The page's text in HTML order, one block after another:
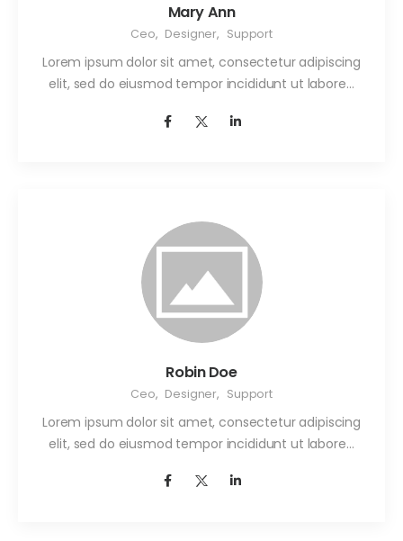
Mary Ann
Ceo, Designer, Support
Lorem ipsum dolor sit amet, consectetur adipiscing
elit, sed do eiusmod tempor incididunt ut labore…
Robin Doe
Ceo, Designer, Support
Lorem ipsum dolor sit amet, consectetur adipiscing
elit, sed do eiusmod tempor incididunt ut labore…